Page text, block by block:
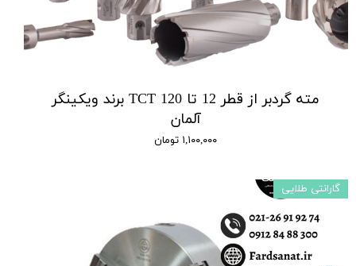
مته گردبر از قطر 12 تا 120 TCT برند ویکینگر
آلمان
۱,۱۰۰,۰۰۰ تومان
گارانتی طلایی